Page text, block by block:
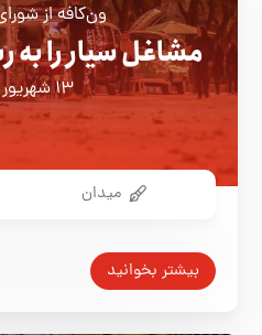
ون‌کافه‌ از
مشاغل سیار را
۱۳ شهریور ۱۳۹۹
میدان
بیشتر بخوانید